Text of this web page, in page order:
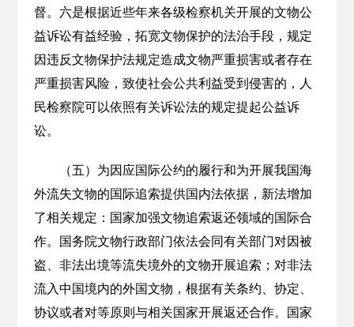
督。六是根据近些年来各级检察机关开展的文物公
益诉讼有益经验，拓宽文物保护的法治手段，规定
因违反文物保护法规定造成文物严重损害或者存在
严重损害风险，致使社会公共利益受到侵害的，人
民检察院可以依照有关诉讼法的规定提起公益诉
讼。
（五）为因应国际公约的履行和为开展我国海
外流失文物的国际追索提供国内法依据，新法增加
了相关规定：国家加强文物追索返还领域的国际合
作。国务院文物行政部门依法会同有关部门对因被
盗、非法出境等流失境外的文物开展追索；对非法
流入中国境内的外国文物，根据有关条约、协定、
协议或者对等原则与相关国家开展返还合作。国家